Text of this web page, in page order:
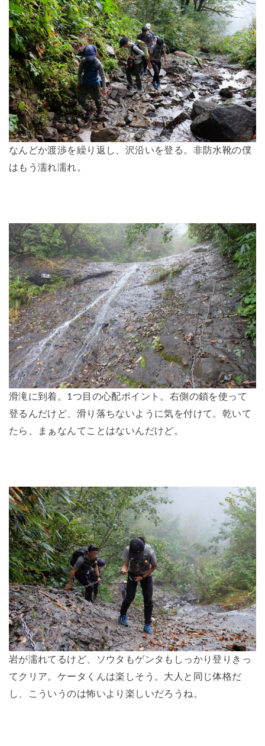
なんどか渡渉を繰り返し、沢沿いを登る。非防水靴の僕
はもう濡れ濡れ。
滑滝に到着。1つ目の心配ポイント。右側の鎖を使って
登るんだけど、滑り落ちないように気を付けて。乾いて
たら、まぁなんてことはないんだけど。
岩が濡れてるけど、ソウタもゲンタもしっかり登りきっ
てクリア。ケータくんは楽しそう。大人と同じ体格だ
し、こういうのは怖いより楽しいだろうね。